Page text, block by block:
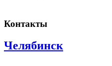
Контакты
Челябинск